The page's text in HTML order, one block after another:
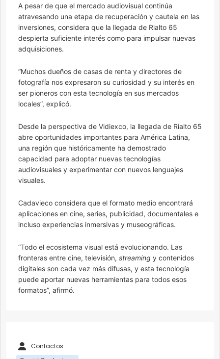
A pesar de que el mercado audiovisual continúa
atravesando una etapa de recuperación y cautela en las
inversiones, considera que la llegada de Rialto 65
despierta suficiente interés como para impulsar nuevas
adquisiciones.
“Muchos dueños de casas de renta y directores de
fotografía nos expresaron su curiosidad y su interés en
ser pioneros con esta tecnología en sus mercados
locales”, explicó.
Desde la perspectiva de Vidiexco, la llegada de Rialto 65
abre oportunidades importantes para América Latina,
una región que históricamente ha demostrado
capacidad para adoptar nuevas tecnologías
audiovisuales y experimentar con nuevos lenguajes
visuales.
Cadavieco considera que el formato medio encontrará
aplicaciones en cine, series, publicidad, documentales e
incluso experiencias inmersivas y museográficas.
“Todo el ecosistema visual está evolucionando. Las
fronteras entre cine, televisión, streaming y contenidos
digitales son cada vez más difusas, y esta tecnología
puede aportar nuevas herramientas para todos esos
formatos”, afirmó.
Contactos